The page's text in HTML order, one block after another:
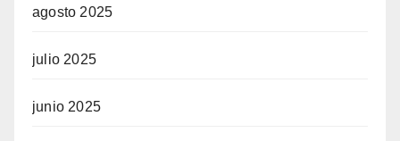
agosto 2025
julio 2025
junio 2025